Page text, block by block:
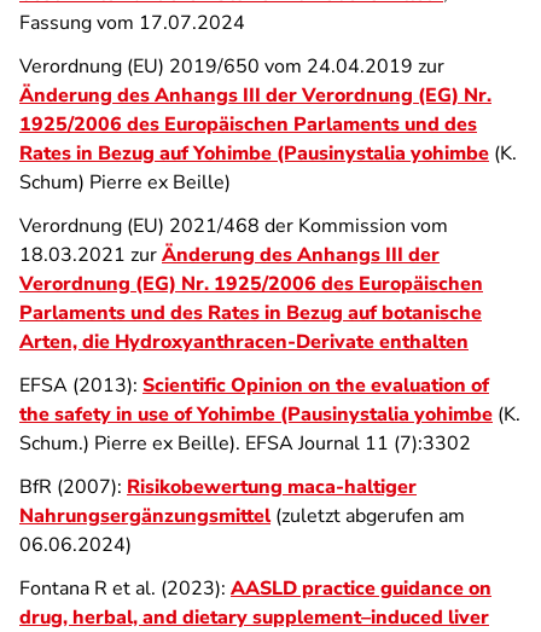
Fassung vom 17.07.2024
Verordnung (EU) 2019/650 vom 24.04.2019 zur
Änderung des Anhangs III der Verordnung (EG) Nr.
1925/2006 des Europäischen Parlaments und des
Rates in Bezug auf Yohimbe (Pausinystalia yohimbe (K.
Schum) Pierre ex Beille)
Verordnung (EU) 2021/468 der Kommission vom
18.03.2021 zurÄnderung des Anhangs III der
Verordnung (EG) Nr. 1925/2006 des Europäischen
Parlaments und des Rates in Bezug auf botanische
Arten, die Hydroxyanthracen-Derivate enthalten
EFSA (2013): Scientific Opinion on the evaluation of
the safety in use of Yohimbe (Pausinystalia yohimbe (K.
Schum.) Pierre ex Beille). EFSA Journal 11 (7):3302
BfR (2007): Risikobewertung maca-haltiger
Nahrungsergänzungsmittel(zuletzt abgerufen am
06.06.2024)
Fontana R et al. (2023): AASLD practice guidance on
drug, herbal, and dietary supplement–induced liver